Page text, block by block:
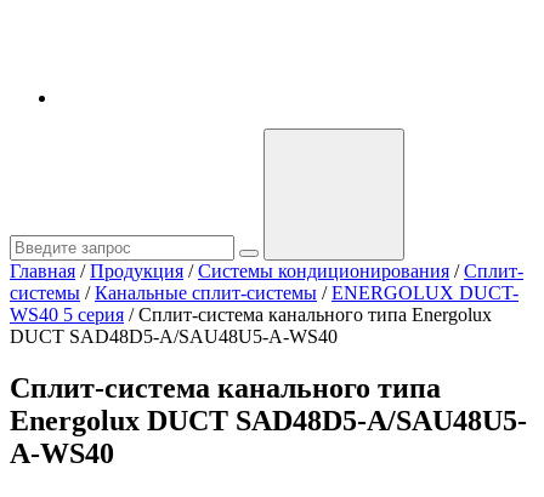
Главная / Продукция / Системы кондиционирования / Сплит-
системы / Канальные сплит-системы / ENERGOLUX DUCT-
WS40 5 серия /Сплит-система канального типа Energolux
DUCT SAD48D5-A/SAU48U5-A-WS40
Сплит-система канального типа
Energolux DUCT SAD48D5-A/SAU48U5-
A-WS40